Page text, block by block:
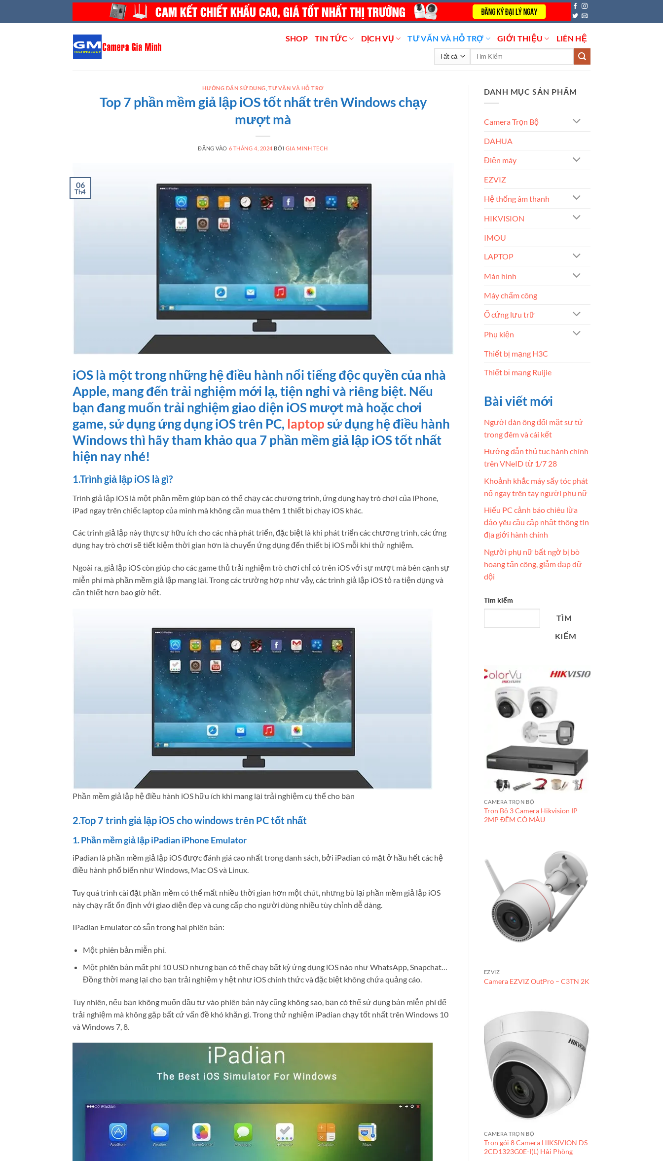
SHOP TIN TỨC DỊCH VỤ TƯ VẤN VÀ HỖ TRỢ GIỚI THIỆU LIÊN HỆ
Tìm
HƯỚNG DẤN SỬ DỤNG ,TƯ VẤN VÀ HỖ TRỢ
Top 7 phần mềm giả lập iOS tốt nhất trên Windows chạy
mượt mà
ĐĂNG VÀO 6 THÁNG 4, 2024 BỞI GIA MINH TECH
06
Th4
iOS là một trong những hệ điều hành nổi tiếng độc quyền của nhà
Apple, mang đến trải nghiệm mới lạ, tiện nghi và riêng biệt. Nếu
bạn đang muốn trải nghiệm giao diện iOS mượt mà hoặc chơi
game, sử dụng ứng dụng iOS trên PC, laptop sử dụng hệ điều hành
Windows thì hãy tham khảo qua 7 phần mềm giả lập iOS tốt nhất
hiện nay nhé!
1.Trình giả lập iOS là gì?
Trình giả lập iOS là một phần mềm giúp bạn có thể chạy các chương trình, ứng dụng hay trò chơi của iPhone,
iPad ngay trên chiếc laptop của mình mà không cần mua thêm 1 thiết bị chạy iOS khác.
Các trình giả lập này thực sự hữu ích cho các nhà phát triển, đặc biệt là khi phát triển các chương trình, các ứng
dụng hay trò chơi sẽ tiết kiệm thời gian hơn là chuyển ứng dụng đến thiết bị iOS mỗi khi thử nghiệm.
Ngoài ra, giả lập iOS còn giúp cho các game thủ trải nghiệm trò chơi chỉ có trên iOS với sự mượt mà bên cạnh sự
miễn phí mà phần mềm giả lập mang lại. Trong các trường hợp như vậy, các trình giả lập iOS tỏ ra tiện dụng và
cần thiết hơn bao giờ hết.
Phần mềm giả lập hệ điều hành iOS hữu ích khi mang lại trải nghiệm cụ thể cho bạn
2.Top 7 trình giả lập iOS cho windows trên PC tốt nhất
1. Phần mềm giả lập iPadian iPhone Emulator
iPadian là phần mềm giả lập iOS được đánh giá cao nhất trong danh sách, bởi iPadian có mặt ở hầu hết các hệ
điều hành phổ biến như Windows, Mac OS và Linux.
Tuy quá trình cài đặt phần mềm có thể mất nhiều thời gian hơn một chút, nhưng bù lại phần mềm giả lập iOS
này chạy rất ổn định với giao diện đẹp và cung cấp cho người dùng nhiều tùy chỉnh dễ dàng.
IPadian Emulator có sẵn trong hai phiên bản:
Một phiên bản miễn phí.
Một phiên bản mất phí 10 USD nhưng bạn có thể chạy bất kỳ ứng dụng iOS nào như WhatsApp, Snapchat…
Đồng thời mang lại cho bạn trải nghiệm y hệt như iOS chính thức và đặc biệt không chứa quảng cáo.
Tuy nhiên, nếu bạn không muốn đầu tư vào phiên bản này cũng không sao, bạn có thể sử dụng bản miễn phí để
trải nghiệm mà không gặp bất cứ vấn đề khó khăn gì. Trong thử nghiệm iPadian chạy tốt nhất trên Windows 10
và Windows 7, 8.
DANH MỤC SẢN PHẨM
Camera Trọn Bộ
DAHUA
Điện máy
EZVIZ
Hệ thống âm thanh
HIKVISION
IMOU
LAPTOP
Màn hình
Máy chấm công
Ổ cứng lưu trữ
Phụ kiện
Thiết bị mạng H3C
Thiết bị mạng Ruijie
Bài viết mới
Người đàn ông đối mặt sư tử
trong đêm và cái kết
Hướng dẫn thủ tục hành chính
trên VNeID từ 1/7 28
Khoảnh khắc máy sấy tóc phát
nổ ngay trên tay người phụ nữ
Hiếu PC cảnh báo chiêu lừa
đảo yêu cầu cập nhật thông tin
địa giới hành chính
Người phụ nữ bất ngờ bị bò
hoang tấn công, giẫm đạp dữ
dội
Tìm kiếm
TÌM
KIẾM
CAMERA TRỌN BỘ
Trọn Bộ 3 Camera Hikvision IP
2MP ĐÊM CÓ MÀU
EZVIZ
Camera EZVIZ OutPro – C3TN 2K
CAMERA TRỌN BỘ
Trọn gói 8 Camera HIKSIVION DS-
2CD1323G0E-I(L) Hải Phòng